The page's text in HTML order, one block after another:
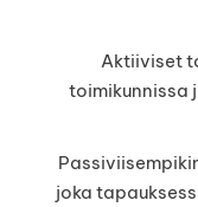
Aktiiviset
toimikunnissa
joka